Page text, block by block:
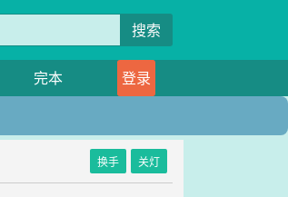
搜索
完本
登录
换手 关灯